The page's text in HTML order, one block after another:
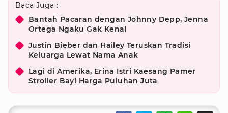
Baca Juga :
Bantah Pacaran dengan Johnny Depp, Jenna
Ortega Ngaku Gak Kenal
Justin Bieber dan Hailey Teruskan Tradisi
Keluarga Lewat Nama Anak
Lagi di Amerika, Erina Istri Kaesang Pamer
Stroller Bayi Harga Puluhan Juta